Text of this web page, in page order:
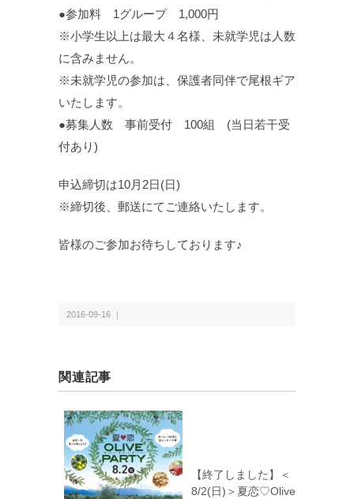
●参加料 1グループ 1,000円
※小学生以上は最大４名様、未就学児は人数
に含みません。
※未就学児の参加は、保護者同伴で尾根ギア
いたします。
●募集人数 事前受付 100組 (当日若干受
付あり)
申込締切は10月2日(日)
※締切後、郵送にてご連絡いたします。
皆様のご参加お待ちしております♪
2016-09-16 ｜
関連記事
【終了しました】＜
8/2(日)＞夏恋♡Olive